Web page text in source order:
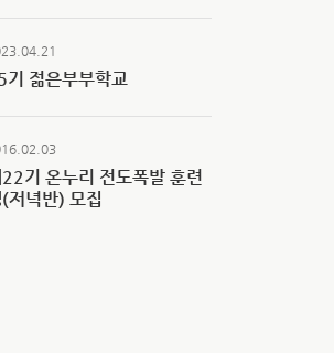
기 젊은부부학교
기 온누리 전도폭발 훈련
저녁반) 모집